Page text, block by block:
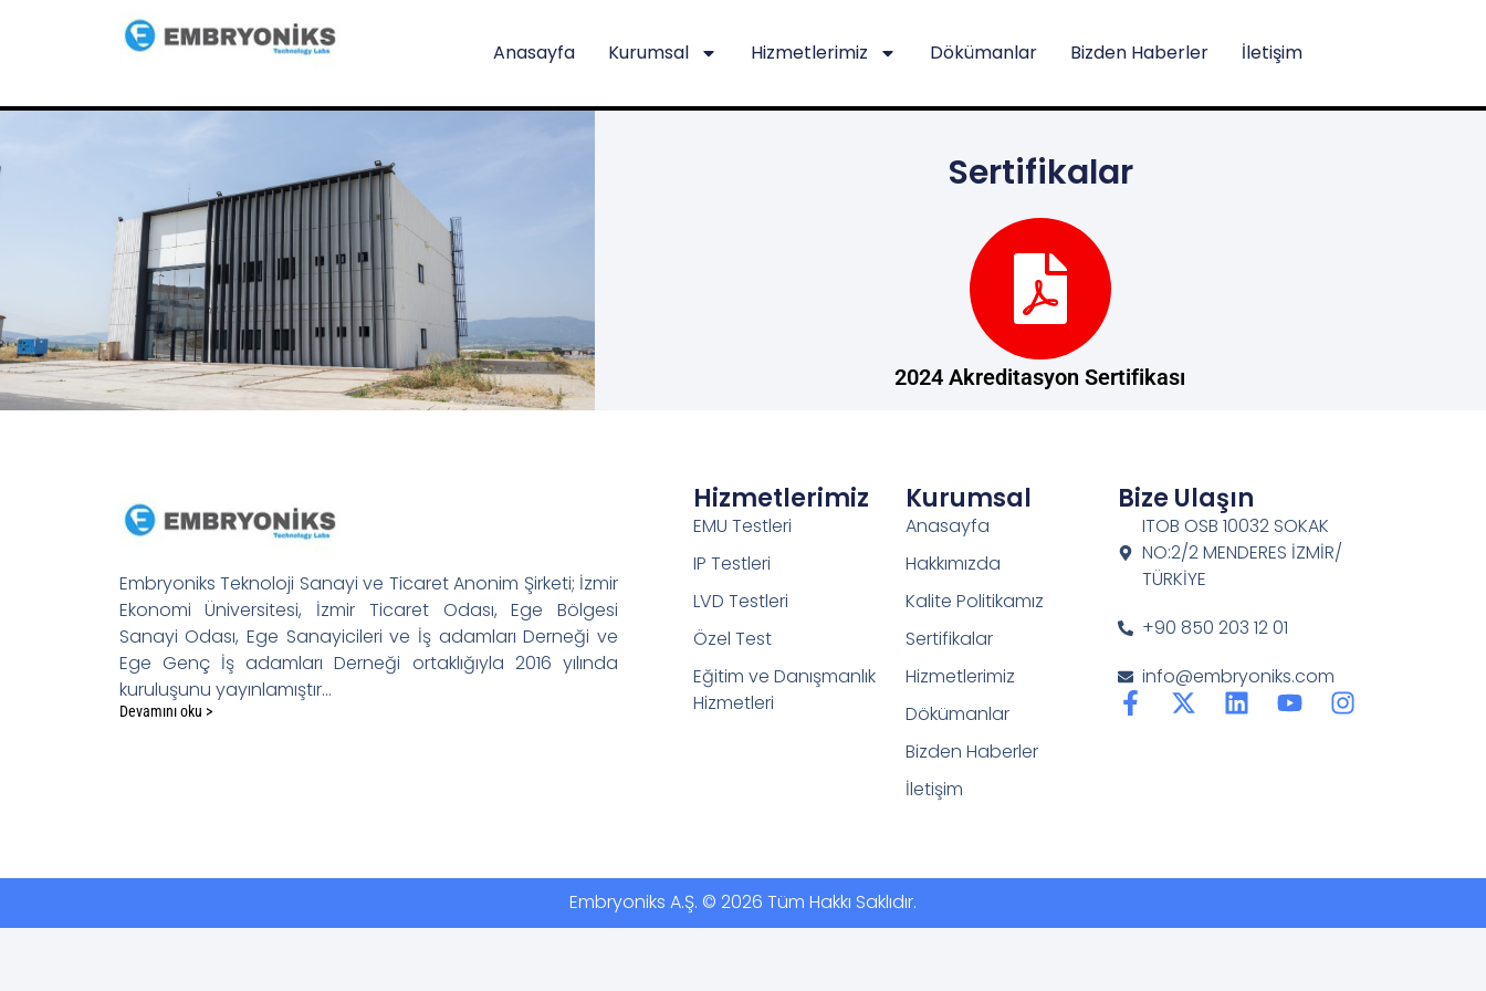
Anasayfa Kurumsal Hizmetlerimiz Dökümanlar Bizden Haberler İletişim
Sertifikalar
2024 Akreditasyon Sertifikası
Embryoniks Teknoloji Sanayi ve Ticaret Anonim Şirketi; İzmir
Ekonomi Üniversitesi, İzmir Ticaret Odası, Ege Bölgesi
Sanayi Odası, Ege Sanayicileri ve İş adamları Derneği ve
Ege Genç İş adamları Derneği ortaklığıyla 2016 yılında
kuruluşunu yayınlamıştır...
Devamını oku >
Hizmetlerimiz
EMU Testleri
IP Testleri
LVD Testleri
Özel Test
Eğitim ve Danışmanlık
Hizmetleri
Kurumsal
Anasayfa
Hakkımızda
Kalite Politikamız
Sertifikalar
Hizmetlerimiz
Dökümanlar
Bizden Haberler
İletişim
Bize Ulaşın
ITOB OSB 10032 SOKAK
NO:2/2 MENDERES İZMİR/
TÜRKİYE
+90 850 203 12 01
info@embryoniks.com
Embryoniks A.Ş. © 2026 Tüm Hakkı Saklıdır.